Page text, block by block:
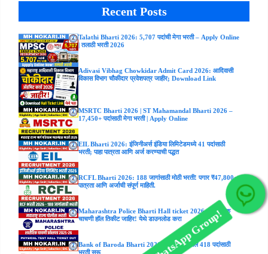
Recent Posts
Talathi Bharti 2026: 5,707 पदांची मेगा भरती – Apply Online
| तलाठी भरती 2026
Adivasi Vibhag Chowkidar Admit Card 2026: आदिवासी
विकास विभाग चौकीदार प्रवेशपत्र जाहीर; Download Link
MSRTC Bharti 2026 | ST Mahamandal Bharti 2026 –
17,450+ पदांसाठी मेगा भरती | Apply Online
EIL Bharti 2026: इंजिनीअर्स इंडिया लिमिटेडमध्ये 41 पदांसाठी
भरती; पाहा पात्रता आणि अर्ज करण्याची पद्धत
RCFL Bharti 2026: 188 जागांसाठी मोठी भरती! पगार ₹47,800;
पात्रता आणि अर्जाची संपूर्ण माहिती.
Maharashtra Police Bharti Hall ticket 2026 – शारीरिक
चाचणी हॉल तिकीट जाहिर! येथे डाउनलोड करा
Bank of Baroda Bharti 2026 : IT विभागातील 418 पदांसाठी
भरती सुरू